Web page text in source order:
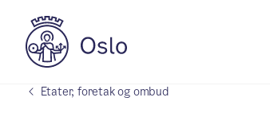
Etater, foretak og ombud